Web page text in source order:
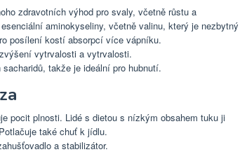
zdravotních výhod pro svaly, včetně růstu a
aminokyseliny, včetně valinu, který je nezbytný
posílení kostí absorpcí více vápníku.
vytrvalosti a vytrvalosti.
takže je ideální pro hubnutí.
pocit plnosti. Lidé s dietou s nízkým obsahem tuku ji
také chuť k jídlu.
a stabilizátor.